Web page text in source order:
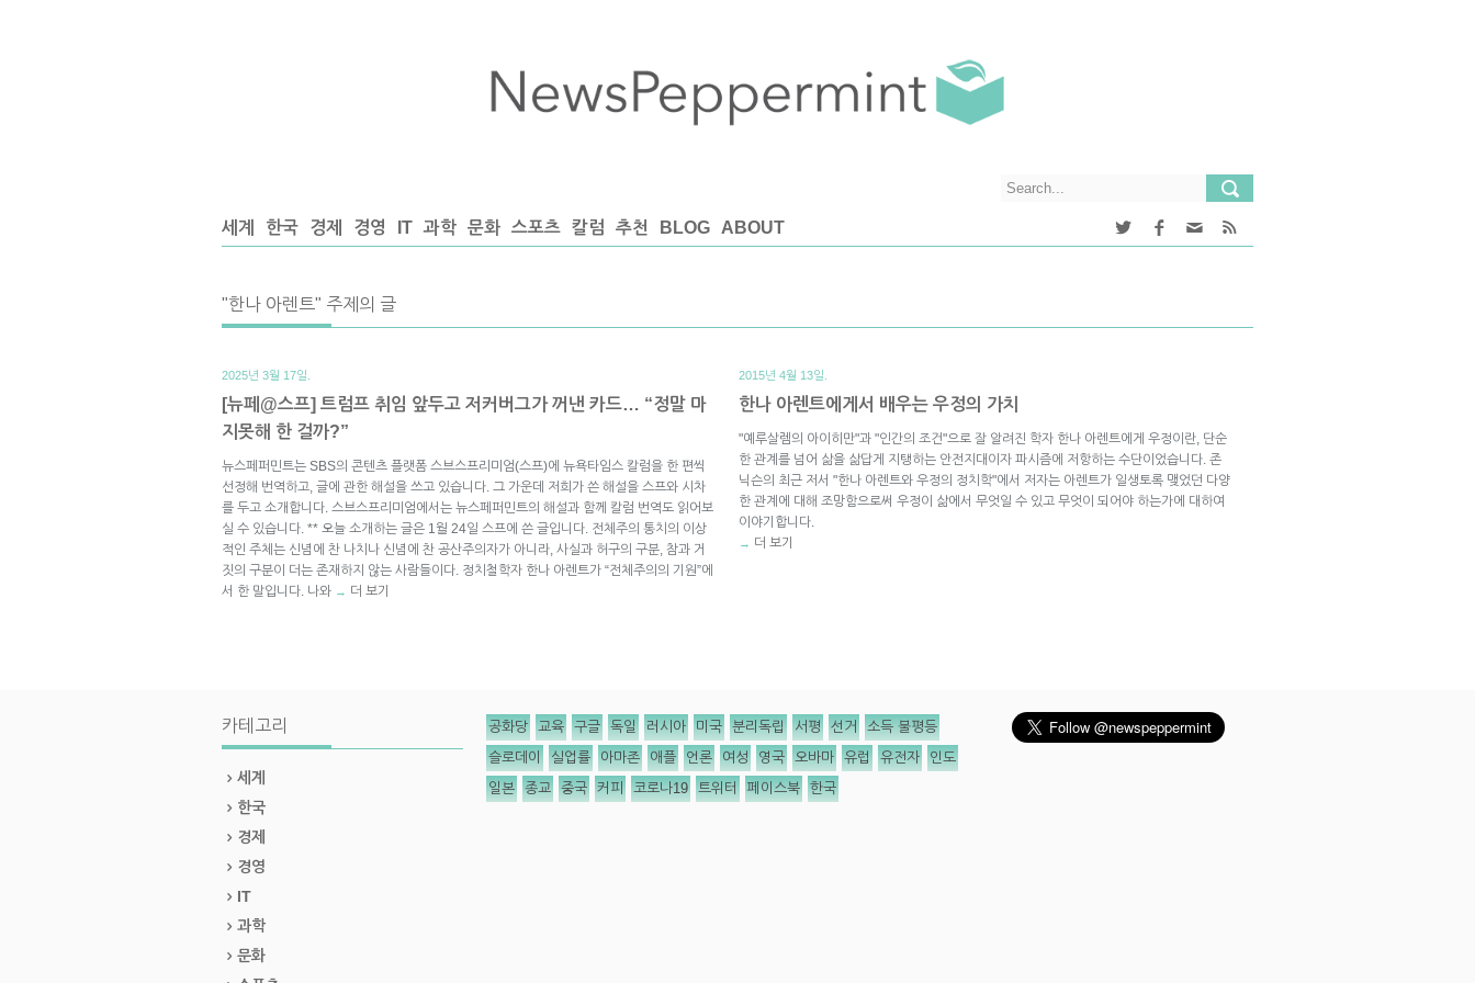
세계 한국 경제 경영 IT 과학 문화 스포츠 칼럼 추천 BLOG ABOUT
"한나 아렌트" 주제의 글
2025년 3월 17일.
[뉴페@스프] 트럼프 취임 앞두고 저커버그가 꺼낸 카드… “정말 마
지못해 한 걸까?”
뉴스페퍼민트는 SBS의 콘텐츠 플랫폼 스브스프리미엄(스프)에 뉴욕타임스 칼럼을 한 편씩
선정해 번역하고, 글에 관한 해설을 쓰고 있습니다. 그 가운데 저희가 쓴 해설을 스프와 시차
를 두고 소개합니다. 스브스프리미엄에서는 뉴스페퍼민트의 해설과 함께 칼럼 번역도 읽어보
실 수 있습니다. ** 오늘 소개하는 글은 1월 24일 스프에 쓴 글입니다. 전체주의 통치의 이상
적인 주체는 신념에 찬 나치나 신념에 찬 공산주의자가 아니라, 사실과 허구의 구분, 참과 거
짓의 구분이 더는 존재하지 않는 사람들이다. 정치철학자 한나 아렌트가 “전체주의의 기원”에
서 한 말입니다. 나와 → 더 보기
2015년 4월 13일.
한나 아렌트에게서 배우는 우정의 가치
"예루살렘의 아이히만"과 "인간의 조건"으로 잘 알려진 학자 한나 아렌트에게 우정이란, 단순
한 관계를 넘어 삶을 삶답게 지탱하는 안전지대이자 파시즘에 저항하는 수단이었습니다. 존
닉슨의 최근 저서 "한나 아렌트와 우정의 정치학"에서 저자는 아렌트가 일생토록 맺었던 다양
한 관계에 대해 조망함으로써 우정이 삶에서 무엇일 수 있고 무엇이 되어야 하는가에 대하여
이야기합니다.
→ 더 보기
카테고리
세계
한국
경제
경영
IT
과학
문화
공화당 교육 구글 독일 러시아 미국 분리독립 서평 선거 소득 불평등
슬로데이 실업률 아마존 애플 언론 여성 영국 오바마 유럽 유전자 인도
일본 종교 중국 커피 코로나19 트위터 페이스북 한국